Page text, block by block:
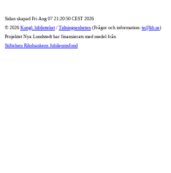
Sidan skapad Fri Aug 07 21:20:50 CEST 2026
© 2026 Kungl. biblioteket / Tidningsenheten (Frågor och information: te@kb.se)
Projektet Nya Lundstedt har finansierats med medel från
Stiftelsen Riksbankens Jubileumsfond